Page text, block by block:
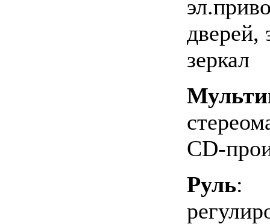
дверей,
зеркал
CD-
Руль: